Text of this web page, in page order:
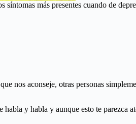
más presentes cuando de
nos aconseje, otras personas
y habla y aunque esto te parezca